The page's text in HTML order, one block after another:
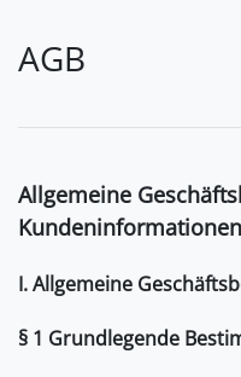
AGB
Allgemeine
Kundeninformationen
I. Allgemeine
§ 1 Grundlegende